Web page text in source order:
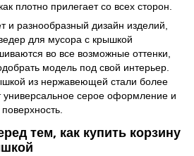
плотно прилегает со всех сторон.
и разнообразный дизайн изделий,
для мусора с крышкой
во все возможные оттенки,
модель под свой интерьер.
из нержавеющей стали более
серое оформление и
тем, как купить корзину